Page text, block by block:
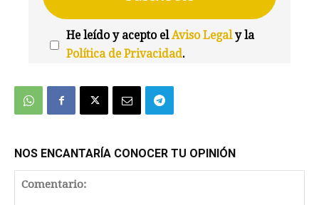
He leído y acepto elAviso Legaly la
Política de Privacidad.
NOS ENCANTARÍA CONOCER TU OPINIÓN